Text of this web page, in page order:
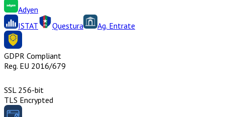
Adyen
ISTAT
Questura Ag. Entrate
GDPR Compliant
Reg. EU 2016/679
SSL 256-bit
TLS Encrypted